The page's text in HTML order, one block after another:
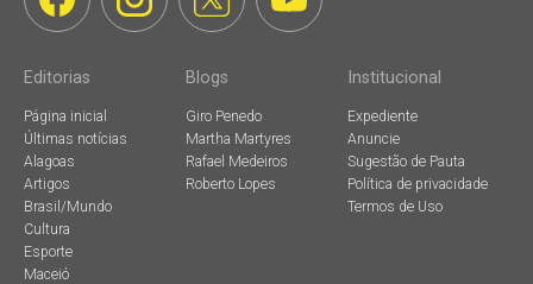
Editorias
Página inicial
Últimas notícias
Alagoas
Artigos
Brasil/Mundo
Cultura
Esporte
Maceió
Blogs
Giro Penedo
Martha Martyres
Rafael Medeiros
Roberto Lopes
Institucional
Expediente
Anuncie
Sugestão de Pauta
Política de privacidade
Termos de Uso